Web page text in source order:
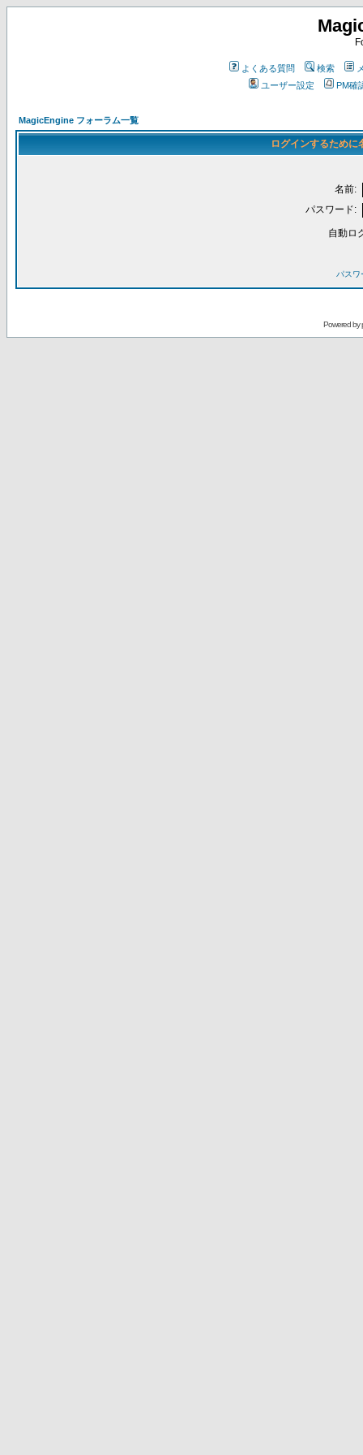
よくある質問 検索
ユーザー設定
PM確
MagicEngine フォーラム一覧
ログインするために
名前:
パスワード:
自動ロ
パスワ
Powered by